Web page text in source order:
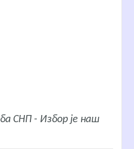
СНП - Избор је наш